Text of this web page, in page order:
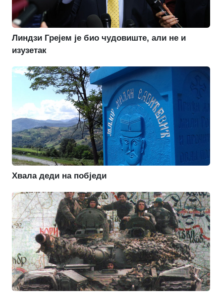
Линдзи Грејем је био чудовиште, али не и
изузетак
Хвала деди на побједи